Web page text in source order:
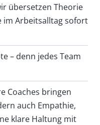
übersetzen Theorie
im Arbeitsalltag sofort
– denn jedes Team
Coaches bringen
auch Empathie,
klare Haltung mit